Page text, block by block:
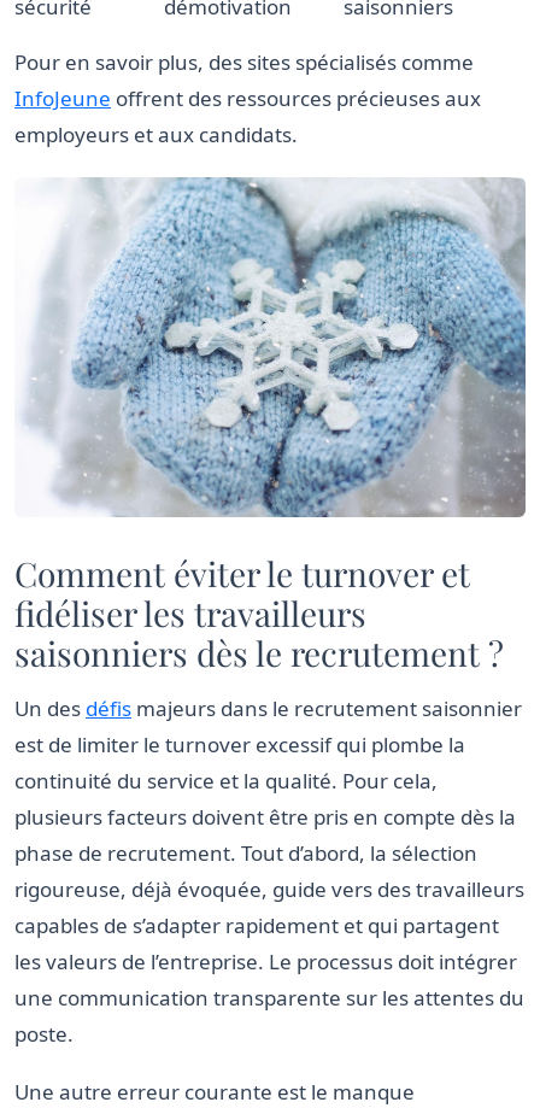
sécurité
démotivation
saisonniers
Pour en savoir plus, des sites spécialisés comme
InfoJeune offrent des ressources précieuses aux
employeurs et aux candidats.
Comment éviter le turnover et
fidéliser les travailleurs
saisonniers dès le recrutement ?
Un des défis majeurs dans le recrutement saisonnier
est de limiter le turnover excessif qui plombe la
continuité du service et la qualité. Pour cela,
plusieurs facteurs doivent être pris en compte dès la
phase de recrutement. Tout d’abord, la sélection
rigoureuse, déjà évoquée, guide vers des travailleurs
capables de s’adapter rapidement et qui partagent
les valeurs de l’entreprise. Le processus doit intégrer
une communication transparente sur les attentes du
poste.
Une autre erreur courante est le manque